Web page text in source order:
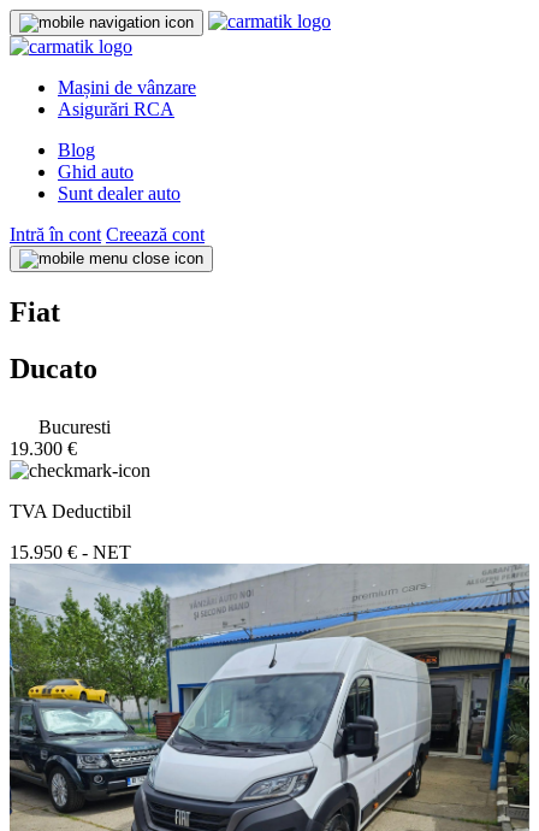
Mașini de vânzare
Asigurări RCA
Blog
Ghid auto
Sunt dealer auto
Intră în cont Creează cont
Fiat
Ducato
Bucuresti
19.300 €
TVA Deductibil
15.950 € - NET